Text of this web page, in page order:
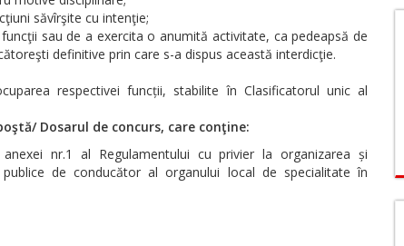
săvîrşite cu intenţie;
sau de a exercita o anumită activitate, ca pedeapsă de
definitive prin care s-a dispus această interdicţie.
respectivei funcții, stabilite în Clasificatorul unic al
Dosarul de concurs, care conţine:
nr.1 al Regulamentului cu privier la organizarea și
de conducător al organului local de specialitate în